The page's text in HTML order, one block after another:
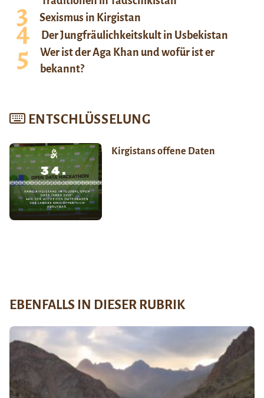
Sexismus in Kirgistan
Der Jungfräulichkeitskult in Usbekistan
Wer ist der Aga Khan und wofür ist er
bekannt?
ENTSCHLÜSSELUNG
Kirgistans offene Daten
EBENFALLS IN DIESER RUBRIK